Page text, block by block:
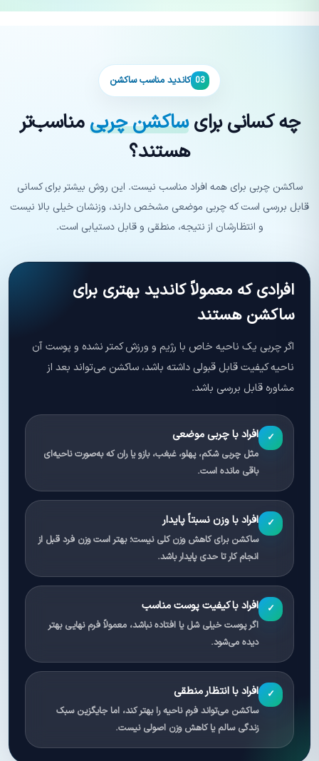
03 کاندید مناسب ساکشن
چه کسانی برایساکشن چربیمناسب‌تر
هستند؟
ساکشن چربی برای همه افراد مناسب نیست. این روش بیشتر برای کسانی
قابل بررسی است که چربی موضعی مشخص دارند، وزنشان خیلی بالا نیست
و انتظارشان از نتیجه، منطقی و قابل دستیابی است.
افرادی که معمولاً کاندید بهتری برای
ساکشن هستند
اگر چربی یک ناحیه خاص با رژیم و ورزش کمتر نشده و پوست آن
ناحیه کیفیت قابل قبولی داشته باشد، ساکشن می‌تواند بعد از
مشاوره قابل بررسی باشد.
✓ افراد با چربی موضعی
مثل چربی شکم، پهلو، غبغب، بازو یا ران که به‌صورت ناحیه‌ای
باقی مانده است.
✓ افراد با وزن نسبتاً پایدار
ساکشن برای کاهش وزن کلی نیست؛ بهتر است وزن فرد قبل از
انجام کار تا حدی پایدار باشد.
✓ افراد با کیفیت پوست مناسب
اگر پوست خیلی شل یا افتاده نباشد، معمولاً فرم نهایی بهتر
دیده می‌شود.
✓ افراد با انتظار منطقی
ساکشن می‌تواند فرم ناحیه را بهتر کند، اما جایگزین سبک
زندگی سالم یا کاهش وزن اصولی نیست.